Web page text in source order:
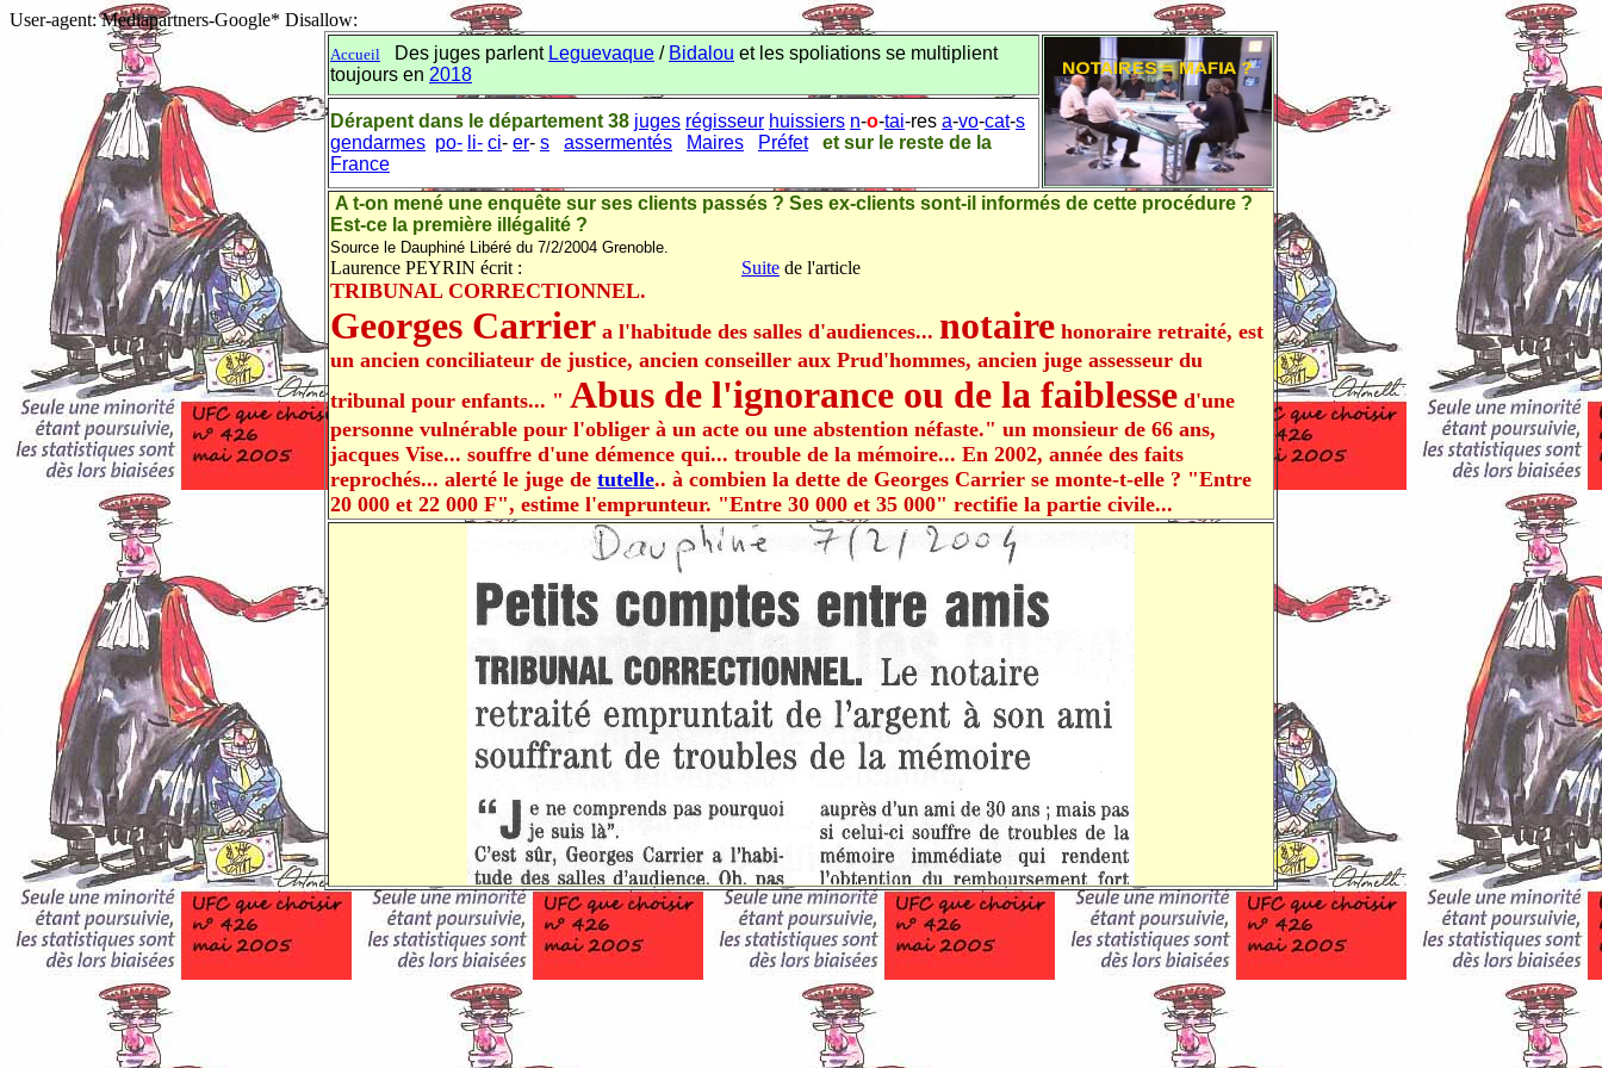
User-agent: Mediapartners-Google* Disallow:
Accueil Des juges parlent Leguevaque / Bidalou et les spoliations se multiplient
toujours en 2018
Dérapent dans le département 38 juges régisseur huissiers n-o-tai-res a-vo-cat-s
gendarmes po- li- ci- er- s assermentés Maires Préfet
et sur le reste de la
France
A t-on mené une enquête sur ses clients passés ? Ses ex-clients sont-il informés de cette procédure ?
Est-ce la première illégalité ?
Source le Dauphiné Libéré du 7/2/2004 Grenoble.
Laurence PEYRIN écrit : Suite de l'article
TRIBUNAL CORRECTIONNEL.
Georges Carrier a l'habitude des salles d'audiences... notaire honoraire retraité, est
un ancien conciliateur de justice, ancien conseiller aux Prud'hommes, ancien juge assesseur du
tribunal pour enfants... " Abus de l'ignorance ou de la faiblesse d'une
personne vulnérable pour l'obliger à un acte ou une abstention néfaste." un monsieur de 66 ans,
jacques Vise... souffre d'une démence qui... trouble de la mémoire... En 2002, année des faits
reprochés... alerté le juge de tutelle.. à combien la dette de Georges Carrier se monte-t-elle ? "Entre
20 000 et 22 000 F", estime l'emprunteur. "Entre 30 000 et 35 000" rectifie la partie civile...